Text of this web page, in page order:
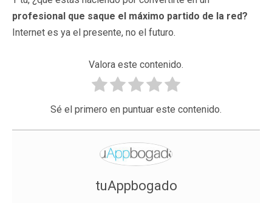
profesional que saque el máximo partido de la red?
Internet es ya el presente, no el futuro.
Valora este contenido.
Sé el primero en puntuar este contenido.
tuAppbogado